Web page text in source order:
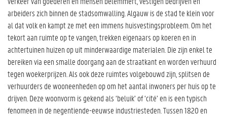
arbeiders zich binnen de stadsomwalling. Algauw is de stad te klein voor
al dat volk en kampt ze met een immens huisvestingsprobleem. Om het
tekort aan ruimte op te vangen, trekken eigenaars op koeren en in
achtertuinen huizen op uit minderwaardige materialen. Die zijn enkel te
bereiken via een smalle doorgang aan de straatkant en worden verhuurd
tegen woekerprijzen. Als ook deze ruimtes volgebouwd zijn, splitsen de
verhuurders de wooneenheden op om het aantal inwoners per huis op te
drijven. Deze woonvorm is gekend als ‘beluik’ of ‘cité’ en is een typisch
fenomeen in de negentiende-eeuwse industriesteden. Tussen 1820 en